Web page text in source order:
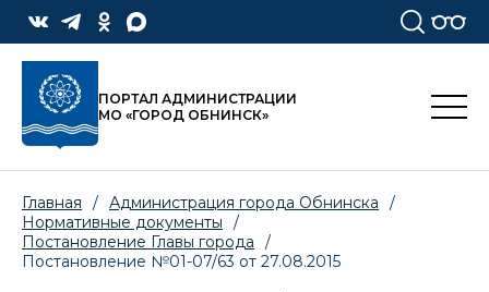
ПОРТАЛ АДМИНИСТРАЦИИ
МО «ГОРОД ОБНИНСК»
Главная / Администрация города Обнинска
/
Нормативные документы
/
Постановление Главы города
/
Постановление №01-07/63 от 27.08.2015